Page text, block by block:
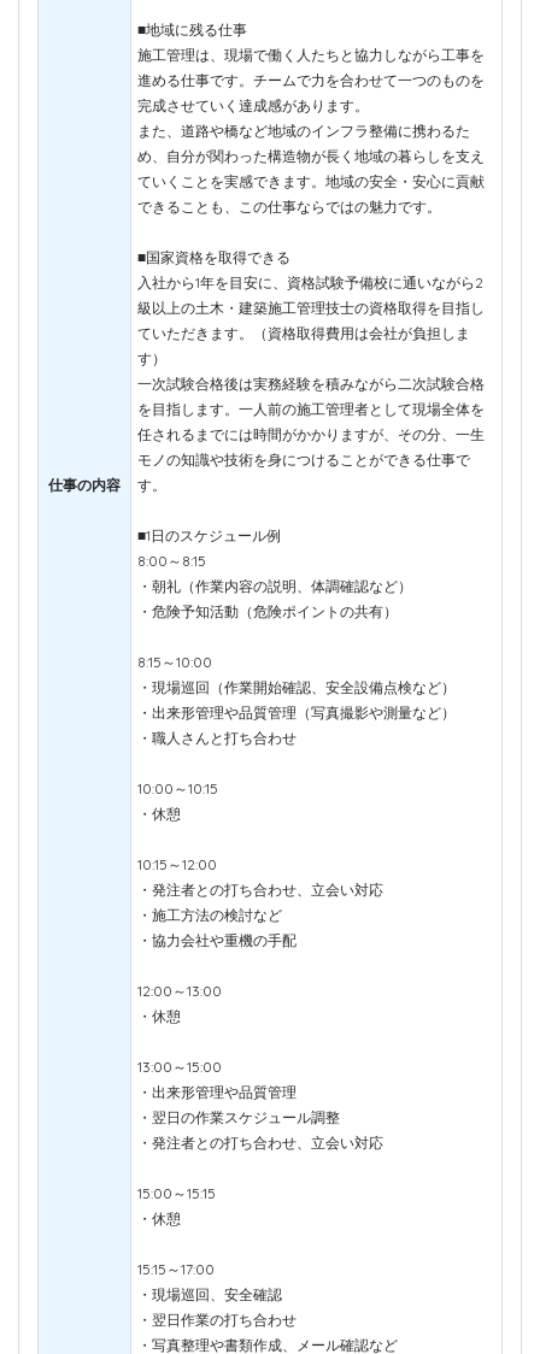
仕事の内容
■地域に残る仕事
施工管理は、現場で働く人たちと協力しながら工事を
進める仕事です。チームで力を合わせて一つのものを
完成させていく達成感があります。
また、道路や橋など地域のインフラ整備に携わるた
め、自分が関わった構造物が長く地域の暮らしを支え
ていくことを実感できます。地域の安全・安心に貢献
できることも、この仕事ならではの魅力です。
■国家資格を取得できる
入社から1年を目安に、資格試験予備校に通いながら2
級以上の土木・建築施工管理技士の資格取得を目指し
ていただきます。（資格取得費用は会社が負担しま
す）
一次試験合格後は実務経験を積みながら二次試験合格
を目指します。一人前の施工管理者として現場全体を
任されるまでには時間がかかりますが、その分、一生
モノの知識や技術を身につけることができる仕事で
す。
■1日のスケジュール例
8:00～8:15
・朝礼（作業内容の説明、体調確認など）
・危険予知活動（危険ポイントの共有）
8:15～10:00
・現場巡回（作業開始確認、安全設備点検など）
・出来形管理や品質管理（写真撮影や測量など）
・職人さんと打ち合わせ
10:00～10:15
・休憩
10:15～12:00
・発注者との打ち合わせ、立会い対応
・施工方法の検討など
・協力会社や重機の手配
12:00～13:00
・休憩
13:00～15:00
・出来形管理や品質管理
・翌日の作業スケジュール調整
・発注者との打ち合わせ、立会い対応
15:00～15:15
・休憩
15:15～17:00
・現場巡回、安全確認
・翌日作業の打ち合わせ
・写真整理や書類作成、メール確認など